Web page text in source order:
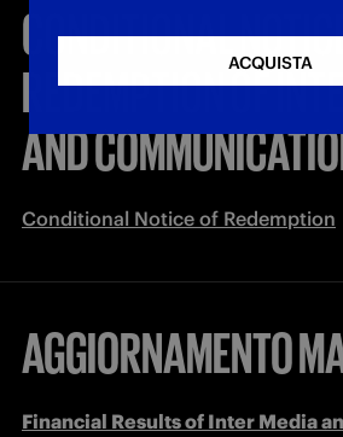
CONDITIONAL
REDEMPTION OF
AND
Conditional Notice of Redemption
AGGIORNAMENTO
Financial Results of Inter Media
ACQUISTA